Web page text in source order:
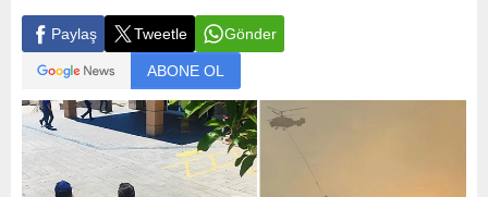
Paylaş Tweetle Gönder
ABONE OL